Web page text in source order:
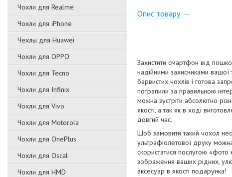
Чохли для Realme
Чохли для iPhone
Чехлы для Huawei
Чохли для OPPO
Чохли для Tecno
Чохли для Infinix
Чохли для Vivo
Чохли для Motorola
Чохли для OnePlus
Чохли для Oscal
Чохли для HMD
Опис товару
Захистити смартфон від
надійними захисниками вашої
барвистих чохлів і готова
потрапили за правильною
можна зустріти абсолютно
якості, а так як в ході
довгий час.
Щоб замовити такий чохол
ультрафіолетової друку
скористатися послугою
зображення ваших рідних,
аксесуар в якості подарунка!